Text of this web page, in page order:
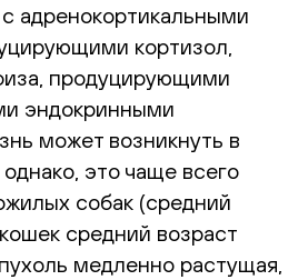
адренокортикальными
кортизол,
продуцирующими
эндокринными
может возникнуть в
это чаще всего
собак (средний
кошек средний возраст
медленно растущая,